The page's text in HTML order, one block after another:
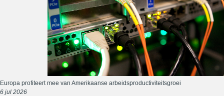
Europa profiteert mee van Amerikaanse arbeidsproductiviteitsgroei
6 jul 2026